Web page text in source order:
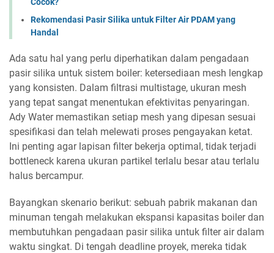
Rekomendasi Pasir Silika untuk Filter Air PDAM yang
Handal
Ada satu hal yang perlu diperhatikan dalam pengadaan
pasir silika untuk sistem boiler: ketersediaan mesh lengkap
yang konsisten. Dalam filtrasi multistage, ukuran mesh
yang tepat sangat menentukan efektivitas penyaringan.
Ady Water memastikan setiap mesh yang dipesan sesuai
spesifikasi dan telah melewati proses pengayakan ketat.
Ini penting agar lapisan filter bekerja optimal, tidak terjadi
bottleneck karena ukuran partikel terlalu besar atau terlalu
halus bercampur.
Bayangkan skenario berikut: sebuah pabrik makanan dan
minuman tengah melakukan ekspansi kapasitas boiler dan
membutuhkan pengadaan pasir silika untuk filter air dalam
waktu singkat. Di tengah deadline proyek, mereka tidak